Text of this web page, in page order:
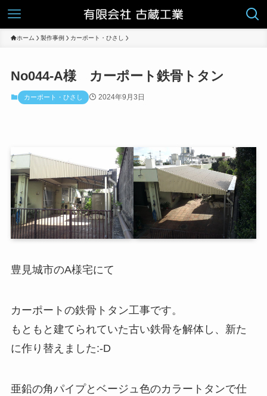
ホーム 製作事例 カーポート・ひさし
No044-A様 カーポート鉄骨トタン
カーポート・ひさし 2024年9月3日
豊見城市のA様宅にて
カーポートの鉄骨トタン工事です。
もともと建てられていた古い鉄骨を解体し、新た
に作り替えました:-D
亜鉛の角パイプとベージュ色のカラートタンで仕